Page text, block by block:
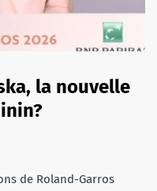
la nouvelle
de Roland-Garros